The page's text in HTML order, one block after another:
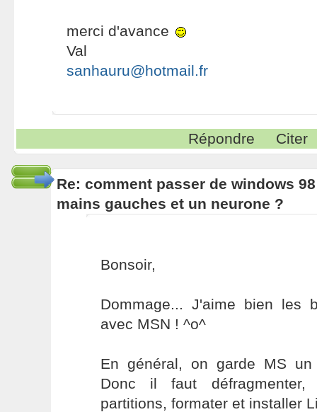
merci d'avance
Val
sanhauru@hotmail.fr
Répondre Citer
Re: comment passer de windows
mains gauches et un neurone ?
Bonsoir,
Dommage... J'aime bien les
avec MSN ! ^o^
En général, on garde MS
Donc il faut défragmenter,
partitions, formater et installer